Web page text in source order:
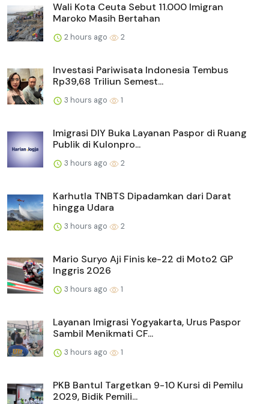
Wali Kota Ceuta Sebut 11.000 Imigran
Maroko Masih Bertahan
2 hours ago 2
Investasi Pariwisata Indonesia Tembus
Rp39,68 Triliun Semest...
3 hours ago 1
Imigrasi DIY Buka Layanan Paspor di Ruang
Publik di Kulonpro...
3 hours ago 2
Karhutla TNBTS Dipadamkan dari Darat
hingga Udara
3 hours ago 2
Mario Suryo Aji Finis ke-22 di Moto2 GP
Inggris 2026
3 hours ago 1
Layanan Imigrasi Yogyakarta, Urus Paspor
Sambil Menikmati CF...
3 hours ago 1
PKB Bantul Targetkan 9-10 Kursi di Pemilu
2029, Bidik Pemili...